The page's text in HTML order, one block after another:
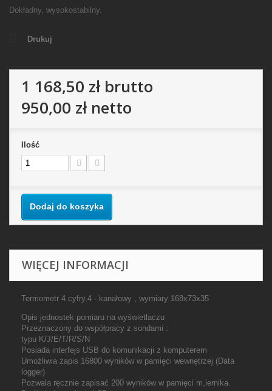
Dokładny, wysokostabilny.
Drukuj
1 168,50 złbrutto
950,00 złnetto
Ilość
Dodaj do koszyka
WIĘCEJ INFORMACJI
Termometr 4 cyfry,4 - kanałowy , wymiary 168x73x35
Opis jednostek pomiaru na wyświetlaczu
Przeznaczony do współpracy z sondami :
typu K/J/E/T/R/S/N
Posiada interfejs USB do komunikacji z komputerem
Umożliwia zapis 16800 wyników w pamięci wewnętrzej (Data
logger)
Pozwala ręcznie zapisać 200 wyników w pamięci m,iernika.